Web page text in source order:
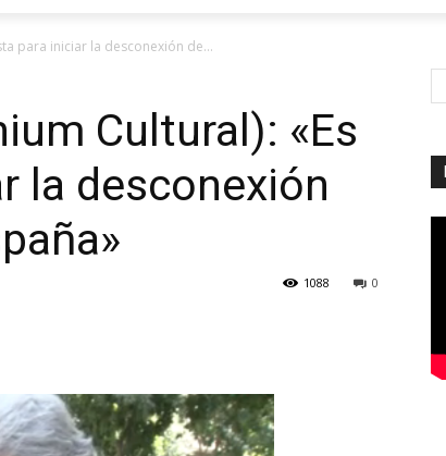
para iniciar la desconexión de...
Cultural): «Es
la desconexión
0
1088